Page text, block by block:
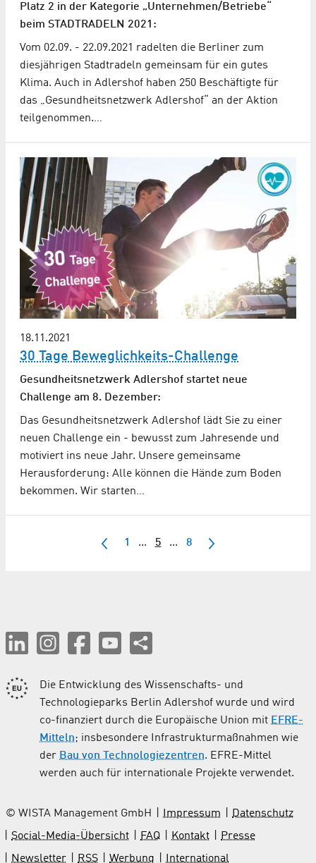
Platz 2 in der Kategorie „Unternehmen/Betriebe“
beim STADTRADELN 2021:
Vom 02.09. - 22.09.2021 radelten die Berliner zum
diesjährigen Stadtradeln gemeinsam für ein gutes
Klima. Auch in Adlershof haben 250 Beschäftigte für
das „Gesundheitsnetzwerk Adlershof“ an der Aktion
teilgenommen.…
18.11.2021
30 Tage Beweglichkeits-Challenge
Gesundheitsnetzwerk Adlershof startet neue
Challenge am 8. Dezember:
Das Gesundheitsnetzwerk Adlershof lädt Sie zu einer
neuen Challenge ein - bewusst zum Jahresende und
motiviert ins neue Jahr. Unsere gemeinsame
Herausforderung: Alle können die Hände zum Boden
bekommen. Wir starten…
1 ... 5 ... 8
Die Entwicklung des Wissenschafts- und
Technologieparks Berlin Adlershof wurde und wird
co-finanziert durch die Europäische Union mit EFRE-
Mitteln; insbesondere Infrastrukturmaßnahmen wie
der Bau von Technologiezentren. EFRE-Mittel
werden auch für internationale Projekte verwendet.
© WISTA Management GmbH Impressum
Datenschutz
Social-Media-Übersicht
FAQ Kontakt
Presse
Newsletter
RSS Werbung International